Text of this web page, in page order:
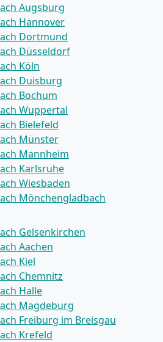
Augsburg
Hannover
Dortmund
Düsseldorf
Köln
Duisburg
Bochum
Wuppertal
Bielefeld
Münster
Mannheim
Karlsruhe
Wiesbaden
Mönchen­gladbach
Gelsenkirchen
Aachen
Kiel
Chemnitz
Halle
Magdeburg
Freiburg im Breisgau
Krefeld